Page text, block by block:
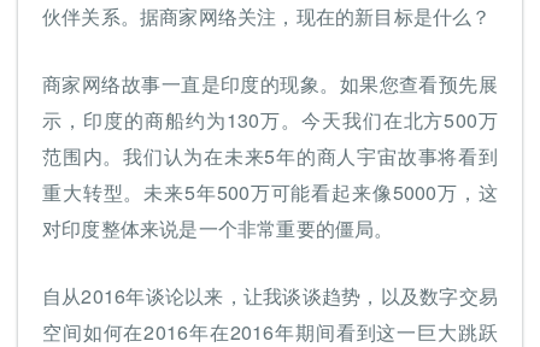
伙伴关系。据商家网络关注，现在的新目标是什么？
商家网络故事一直是印度的现象。如果您查看预先展
示，印度的商船约为130万。今天我们在北方500万
范围内。我们认为在未来5年的商人宇宙故事将看到
重大转型。未来5年500万可能看起来像5000万，这
对印度整体来说是一个非常重要的僵局。
自从2016年谈论以来，让我谈谈趋势，以及数字交易
空间如何在2016年在2016年期间看到这一巨大跳跃